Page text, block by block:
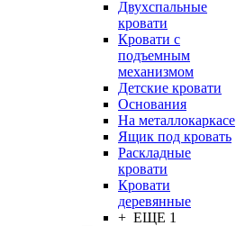
Двухспальные
кровати
Кровати с
подъемным
механизмом
Детские кровати
Основания
На металлокаркасе
Ящик под кровать
Раскладные
кровати
Кровати
деревянные
+ ЕЩЕ 1